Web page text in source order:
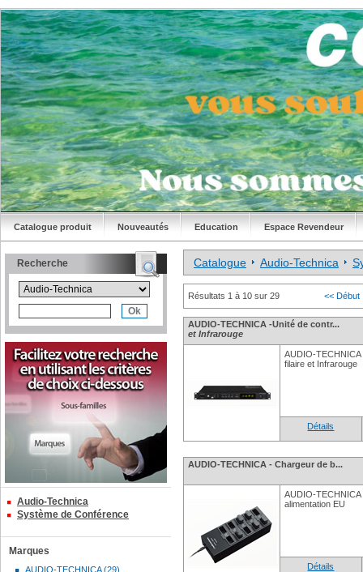
Catalogue produit Nouveautés Education Espace Revendeur
Recherche
Audio-Technica
Système de Conférence
Marques
AUDIO-TECHNICA (29)
Catalogue Audio-Technica
Résultats 1 à 10 sur 29 << Début
AUDIO-TECHNICA -Unité de contr...
et Infrarouge
AUDIO-
filaire et Infrarouge
Détails
AUDIO-TECHNICA - Chargeur de b...
AUDIO-
alimentation EU
Détails